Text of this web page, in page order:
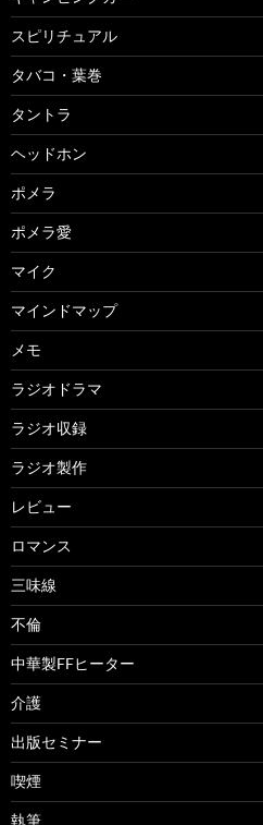
スピリチュアル
タバコ・葉巻
タントラ
ヘッドホン
ポメラ
ポメラ愛
マイク
マインドマップ
メモ
ラジオドラマ
ラジオ収録
ラジオ製作
レビュー
ロマンス
三味線
不倫
中華製FFヒーター
介護
出版セミナー
喫煙
執筆